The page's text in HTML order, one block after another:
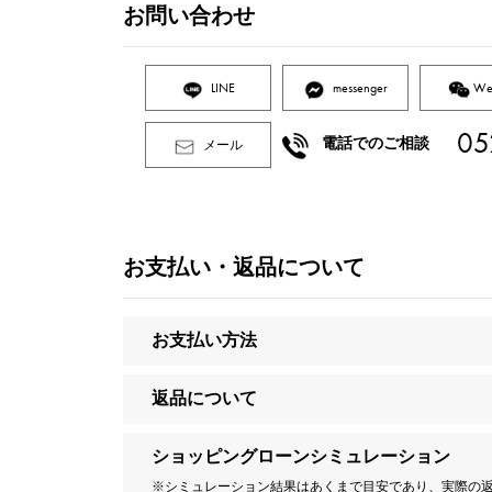
お問い合わせ
LINE messenger
メール 電話でのご相談
お支払い・返品について
お支払い方法
返品について
ショッピングローンシミュレーション
※シミュレーション結果はあくまで目安であり、実際の